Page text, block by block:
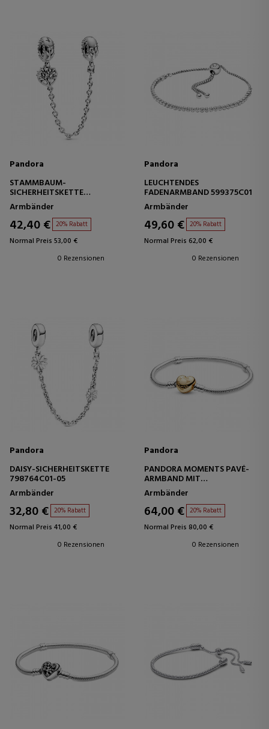
Pandora
STAMMBAUM-
SICHERHEITSKETTE
799293C00-05
Armbänder
42,40 € 20% Rabatt
Normal Preis 53,00 €
0 Rezensionen
Pandora
LEUCHTENDES
FADENARMBAND 599375C01
Armbänder
49,60 € 20% Rabatt
Normal Preis 62,00 €
0 Rezensionen
Pandora
DAISY-SICHERHEITSKETTE
798764C01-05
Armbänder
32,80 € 20% Rabatt
Normal Preis 41,00 €
0 Rezensionen
Pandora
PANDORA MOMENTS PAVÉ-
ARMBAND MIT
HERZVERSCHLUSS UND
SCHLANGENKETTENDESIGN
568707C00
Armbänder
64,00 € 20% Rabatt
Normal Preis 80,00 €
0 Rezensionen